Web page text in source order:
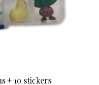
+ 10 stickers